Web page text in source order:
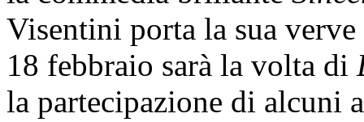
Visentini porta la sua
18 febbraio sarà la volta di
la partecipazione di alcuni